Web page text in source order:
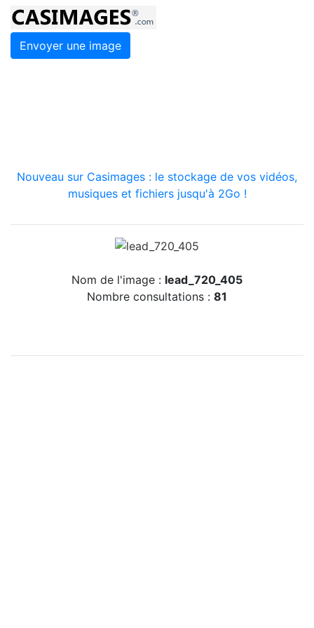
Envoyer une image
Nouveau sur Casimages : le stockage de vos vidéos,
musiques et fichiers jusqu'à 2Go !
Nom de l'image : lead_720_405
Nombre consultations : 81